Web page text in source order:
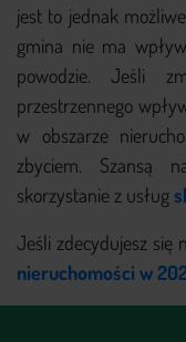
jest to jednak
gmina nie ma
powodzie. Jeśli
przestrzennego
w obszarze
zbyciem. Szansą
skorzystanie z usług
Jeśli zdecydujesz się
nieruchomości w